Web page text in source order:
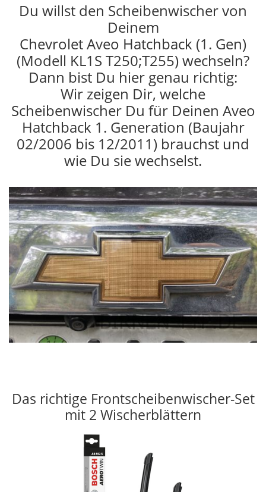
Du willst den Scheibenwischer von
Deinem
Chevrolet Aveo Hatchback (1. Gen)
(Modell KL1S T250;T255) wechseln?
Dann bist Du hier genau richtig:
Wir zeigen Dir, welche
Scheibenwischer Du für Deinen Aveo
Hatchback 1. Generation (Baujahr
02/2006 bis 12/2011) brauchst und
wie Du sie wechselst.
Das richtige Frontscheibenwischer-Set
mit 2 Wischerblättern